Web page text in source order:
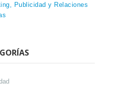
Publicidad y Relaciones